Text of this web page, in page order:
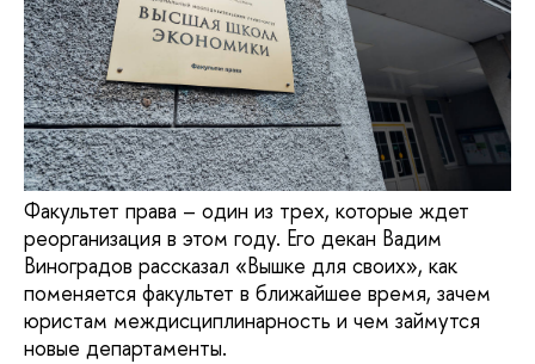
Факультет права – один из трех, которые ждет
реорганизация в этом году. Его декан Вадим
Виноградов рассказал «Вышке для своих», как
поменяется факультет в ближайшее время, зачем
юристам междисциплинарность и чем займутся
новые департаменты.